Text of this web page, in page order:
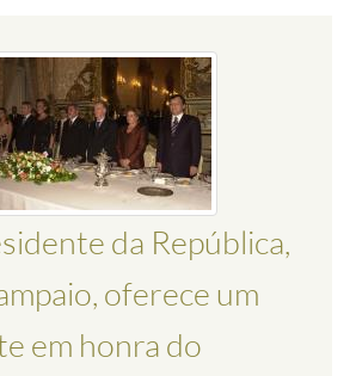
da República,
oferece um
em honra do